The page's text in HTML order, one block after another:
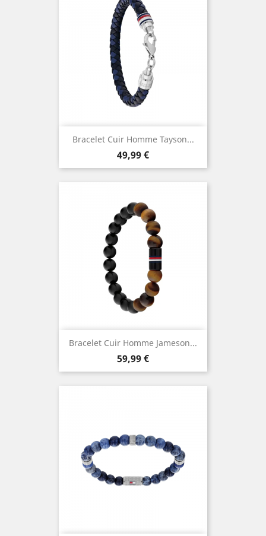
Bracelet Cuir Homme Tayson...
Prix
49,99 €
Bracelet Cuir Homme Jameson...
Prix
59,99 €